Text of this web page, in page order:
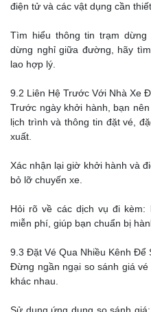
điện tử và các vật dụng cần
Tìm hiểu thông tin trạm
dừng nghỉ giữa đường, hãy
lao hợp lý.
9.2 Liên Hệ Trước Với Nhà Xe
Trước ngày khởi hành, bạn
lịch trình và thông tin đặt vé,
xuất.
Xác nhận lại giờ khởi hành và
bỏ lỡ chuyến xe.
Hỏi rõ về các dịch vụ đi
miễn phí, giúp bạn chuẩn bị
9.3 Đặt Vé Qua Nhiều Kênh Để
Đừng ngần ngại so sánh giá
khác nhau.